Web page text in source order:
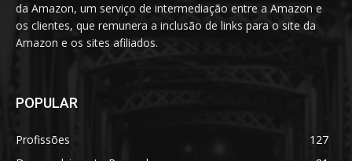
da Amazon, um serviço de intermediação entre a Amazon e
os clientes, que remunera a inclusão de links para o site da
Amazon e os sites afiliados.
POPULAR
Profissões
127